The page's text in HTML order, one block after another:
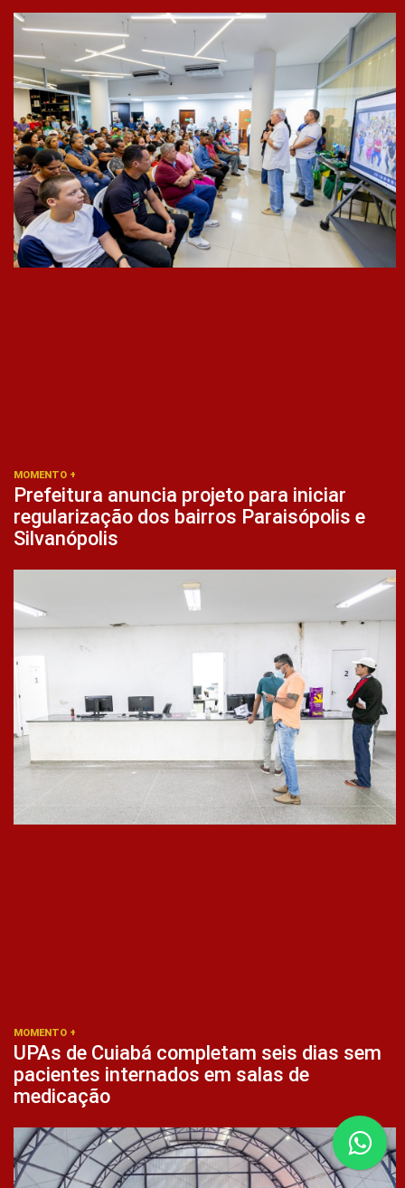
MOMENTO +
Prefeitura anuncia projeto para iniciar
regularização dos bairros Paraisópolis e
Silvanópolis
MOMENTO +
UPAs de Cuiabá completam seis dias sem
pacientes internados em salas de
medicação